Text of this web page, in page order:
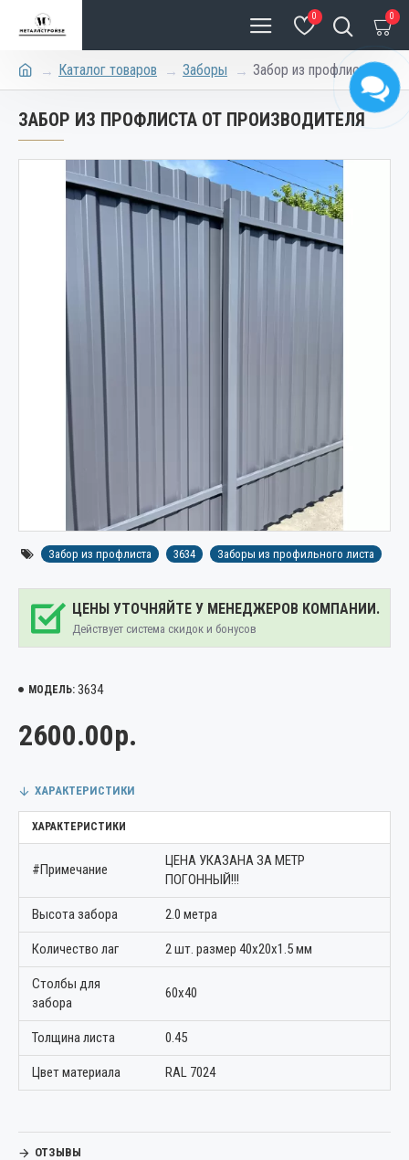
0 0
Каталог товаров Заборы Забор из профлиста
ЗАБОР ИЗ ПРОФЛИСТА ОТ ПРОИЗВОДИТЕЛЯ
Забор из профлиста 3634 Заборы из профильного листа
ЦЕНЫ УТОЧНЯЙТЕ У МЕНЕДЖЕРОВ КОМПАНИИ.
Действует система скидок и бонусов
МОДЕЛЬ: 3634
2600.00р.
ХАРАКТЕРИСТИКИ
ХАРАКТЕРИСТИКИ
#Примечание
ЦЕНА УКАЗАНА ЗА МЕТР
ПОГОННЫЙ!!!
Высота забора 2.0 метра
Количество лаг 2 шт. размер 40х20х1.5 мм
Столбы для
забора
60х40
Толщина листа 0.45
Цвет материала RAL 7024
ОТЗЫВЫ